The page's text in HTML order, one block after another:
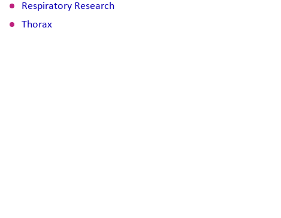
Respiratory Research
Thorax